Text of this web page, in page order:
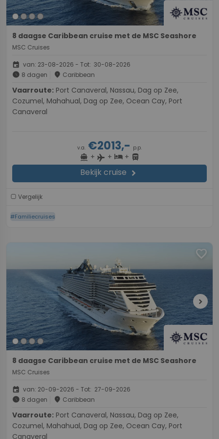
8 daagse Caribbean cruise met de MSC Seashore
MSC Cruises
event van: 23-08-2026 - Tot: 30-08-2026
schedule 8 dagen place Caribbean
Vaarroute:
Cozumel, Mahahual, Dag op Zee, Ocean Cay, Port
Canaveral
v.a. €2013,- p.p.
directions_boat + flight + hotel+ directions_bus
Bekijk cruise chevron_right
Vergelijk
#Familiecruises
favorite
chevron_right
8 daagse Caribbean cruise met de MSC Seashore
MSC Cruises
event van: 20-09-2026 - Tot: 27-09-2026
schedule 8 dagen place Caribbean
Vaarroute:
Cozumel, Mahahual, Dag op Zee, Ocean Cay, Port
Canaveral